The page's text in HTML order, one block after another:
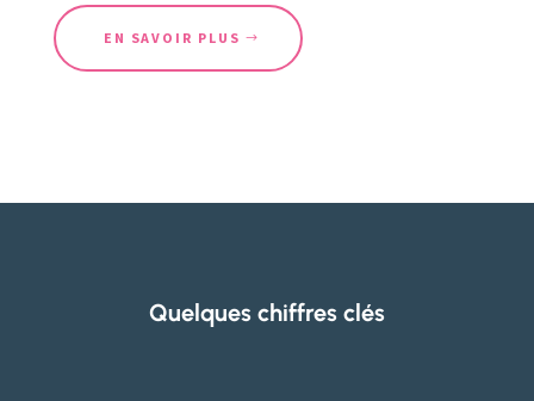
EN SAVOIR PLUS
Quelques chiffres clés